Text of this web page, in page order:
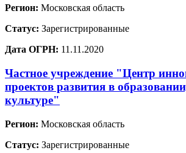
Регион: Московская область
Статус: Зарегистрированные
Дата ОГРН: 11.11.2020
Частное учреждение "Центр
проектов развития в
культуре"
Регион: Московская область
Статус: Зарегистрированные